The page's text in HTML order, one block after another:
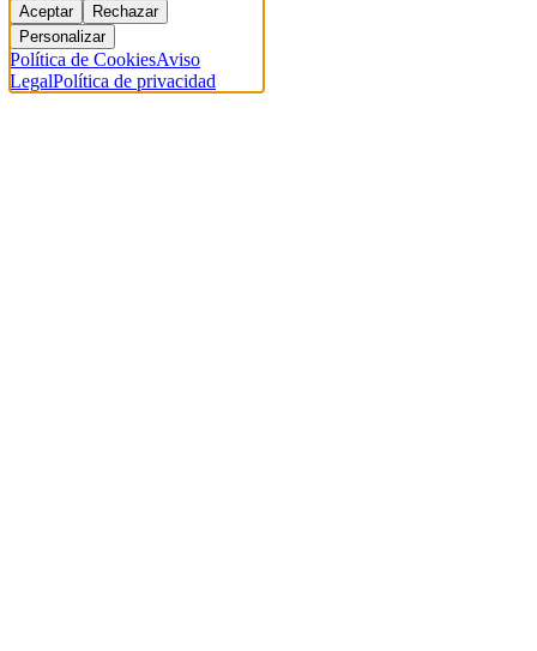
Aceptar
Rechazar
Personalizar
Política de CookiesAviso
LegalPolítica de privacidad